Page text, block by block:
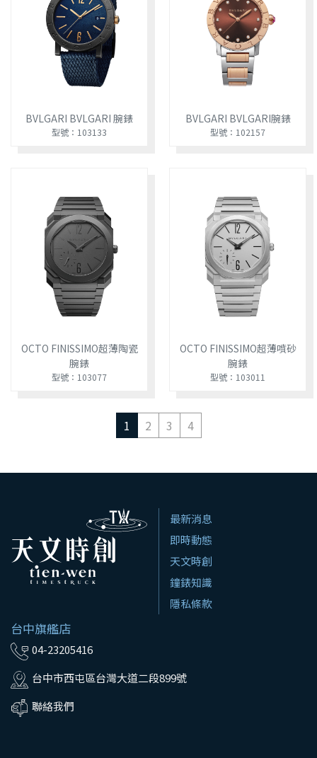
BVLGARI BVLGARI 腕錶
型號：103133
BVLGARI BVLGARI腕錶
型號：102157
OCTO FINISSIMO超薄陶瓷
腕錶
型號：103077
OCTO FINISSIMO超薄噴砂
腕錶
型號：103011
1 2 3 4
台中旗艦店
04-23205416
台中市西屯區台灣大道二段899號
聯絡我們
最新消息
即時動態
天文時創
鐘錶知識
隱私條款